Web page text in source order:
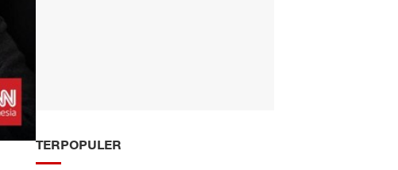
TERPOPULER